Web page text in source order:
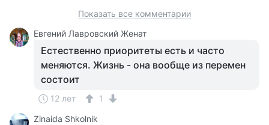
Показать все комментарии
Евгений Лавровский Женат
Естественно приоритеты есть и часто
меняются. Жизнь - она вообще из перемен
состоит
12 лет
1
Zinaida Shkolnik